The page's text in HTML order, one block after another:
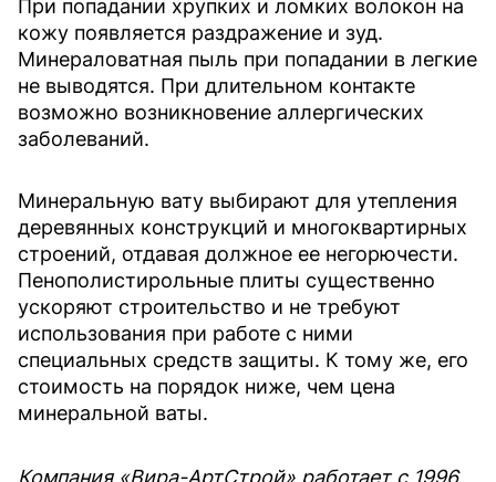
При попадании хрупких и ломких волокон на
кожу появляется раздражение и зуд.
Минераловатная пыль при попадании в легкие
не выводятся. При длительном контакте
возможно возникновение аллергических
заболеваний.
Минеральную вату выбирают для утепления
деревянных конструкций и многоквартирных
строений, отдавая должное ее негорючести.
Пенополистирольные плиты существенно
ускоряют строительство и не требуют
использования при работе с ними
специальных средств защиты. К тому же, его
стоимость на порядок ниже, чем цена
минеральной ваты.
Компания «Вира-АртСтрой» работает с 1996